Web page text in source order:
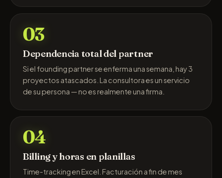
03
Dependencia total del partner
Si el founding partner se enferma una semana, hay 3
proyectos atascados. La consultora es un servicio
de su persona — no es realmente una firma.
04
Billing y horas en planillas
Time-tracking en Excel. Facturación a fin de mes